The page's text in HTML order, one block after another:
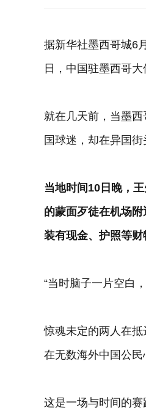
据新华社墨西哥城6
日，中国驻墨西哥
就在几天前，当墨
国球迷，却在异国街
当地时间10日晚，
的蒙面歹徒在机场
装有现金、护照等财
“当时脑子一片空白
惊魂未定的两人在
在无数海外中国公
这是一场与时间的